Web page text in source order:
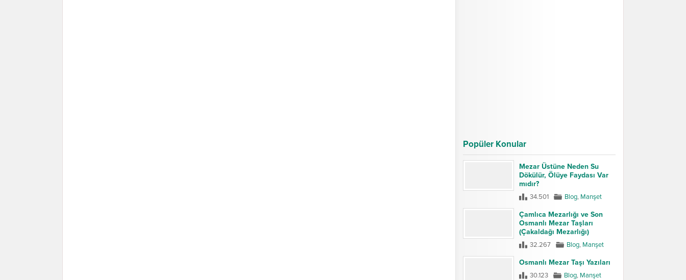
Popüler Konular
Mezar Üstüne Neden Su
Dökülür, Ölüye Faydası Var
mıdır?
34.501 Blog, Manşet
Çamlıca Mezarlığı ve Son
Osmanlı Mezar Taşları
(Çakaldağı Mezarlığı)
32.267 Blog, Manşet
Osmanlı Mezar Taşı Yazıları
30.123 Blog, Manşet